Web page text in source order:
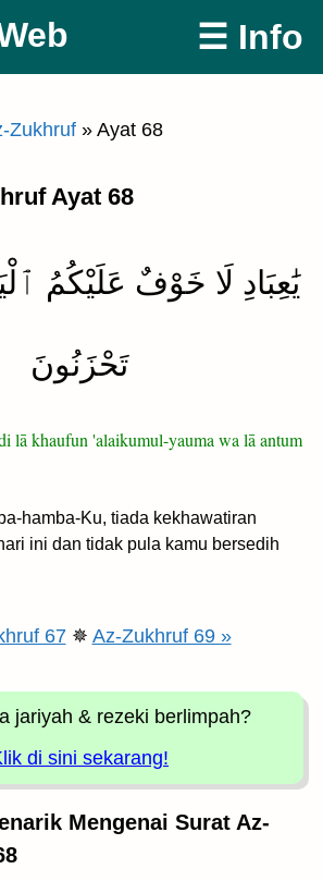
☰ Info
Zukhruf » Ayat 68
Ayat 68
يَٰعِبَادِ لَا خَوْفٌ عَلَيْكُمُ
تَحْزَنُونَ
lā khaufun 'alaikumul-yauma wa lā antum
hamba-Ku, tiada kekhawatiran
ini dan tidak pula kamu bersedih
67✵ Az-Zukhruf 69 »
jariyah & rezeki berlimpah?
di sini sekarang!
Mengenai Surat Az-